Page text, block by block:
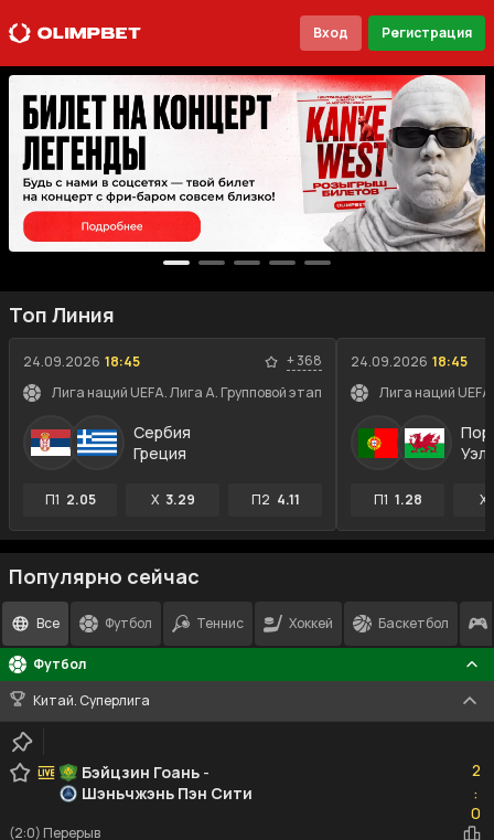
Вход Регистрация
Топ Линия
24.09.2026 18:45 +368
Лига наций UEFA. Лига A. Групповой этап
Сербия
Греция
П1 2.05 X 3.29 П2 4.11
24.09.2026 18:45
Лига наций
П1 1.28 X
Популярно сейчас
Все Футбол Теннис Хоккей Баскетбол
Футбол
Китай. Суперлига
Бэйцзин Гоань -
Шэньчжэнь Пэн Сити
2
:0
0
(2:0) Перерыв